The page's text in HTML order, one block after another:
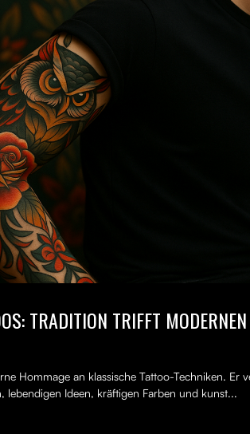
TRADITION TRIFFT
Hommage an klassische Tattoo-Techniken. Er
lebendigen Ideen, kräftigen Farben und kunst...